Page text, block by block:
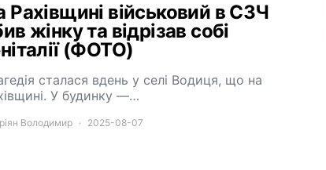
Рахівщині військовий в СЗЧ
жінку та відрізав собі
(ФОТО)
сталася вдень у селі Водиця, що на
У будинку —…
Володимир 2025-08-07